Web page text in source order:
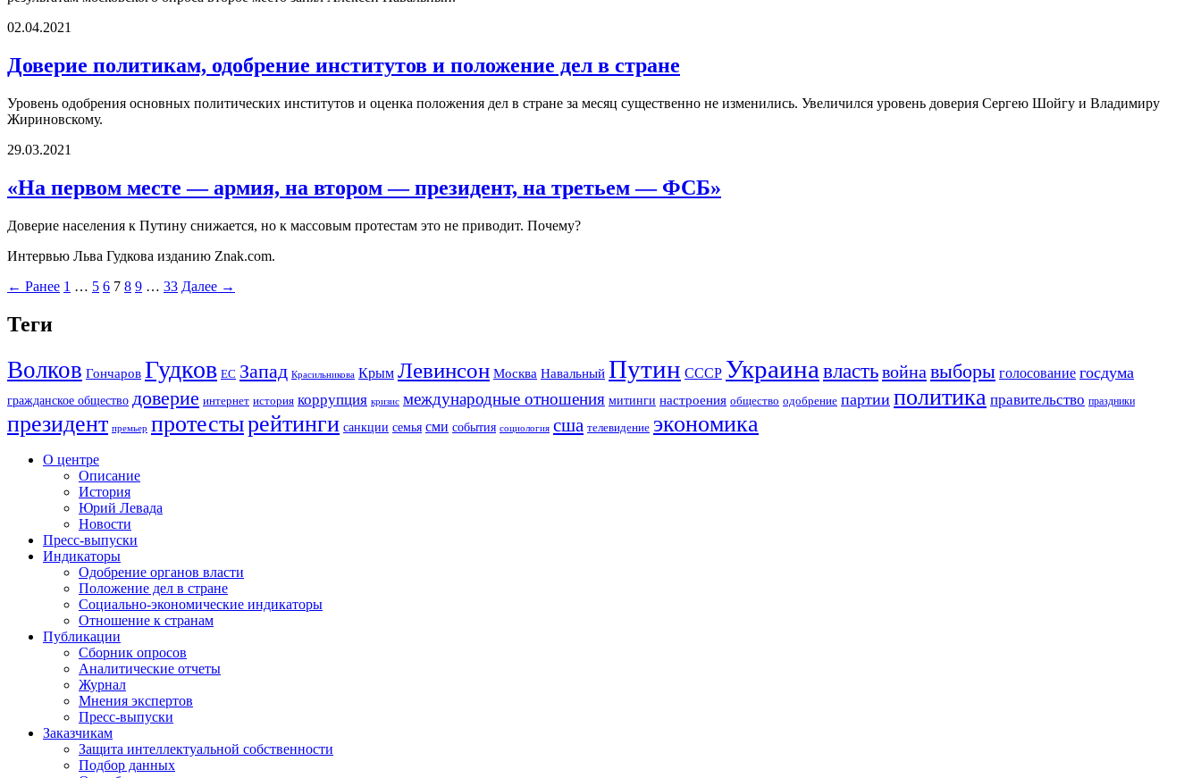
02.04.2021
Доверие политикам, одобрение институтов и положение дел в стране
Уровень одобрения основных политических институтов и оценка положения дел в стране за месяц существенно не изменились. Увеличился уровень доверия Сергею Шойгу и Владимиру
Жириновскому.
29.03.2021
«На первом месте — армия, на втором — президент, на третьем — ФСБ»
Доверие населения к Путину снижается, но к массовым протестам это не приводит. Почему?
Интервью Льва Гудкова изданию Znak.com.
← Ранее 1 … 5 6 7 8 9 … 33 Далее →
Теги
Волков Гончаров Гудков ЕС Запад Красильникова Крым Левинсон Москва Навальный Путин СССР Украина властьвойна выборы голосование госдума
гражданское общество доверие интернет история коррупция кризис международные отношения митинги настроения общество одобрение партии политика правительство праздники
президент премьер протестырейтинги санкции семья сми события социология сша телевидение экономика
О центре
Описание
История
Юрий Левада
Новости
Пресс-выпуски
Индикаторы
Одобрение органов власти
Положение дел в стране
Социально-экономические индикаторы
Отношение к странам
Публикации
Сборник опросов
Аналитические отчеты
Журнал
Мнения экспертов
Пресс-выпуски
Заказчикам
Защита интеллектуальной собственности
Подбор данных